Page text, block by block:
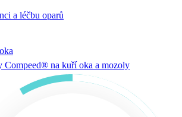
a léčbu oparů
Compeed® na kuří oka a mozoly